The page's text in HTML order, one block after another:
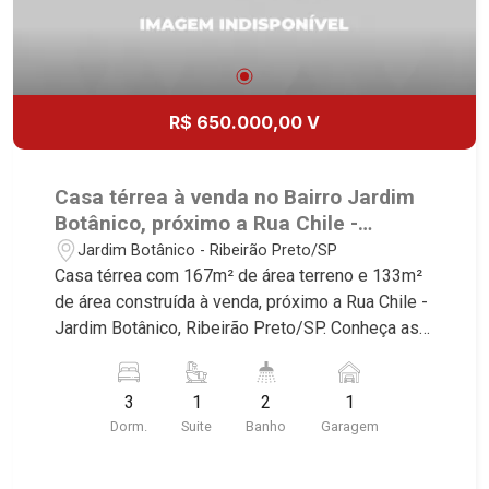
América, Alto do Ipê, Jardim Irajá, Royal Park,
Paulista, Vila Seixas, Jardim Paulista, Jardim
Paulistano, Lagoinha, Ribeirânia, Nova Ribeirânia,
Jardim Macedo, Jardim São Luiz, Centro, Jardim
Jardim Ana Maria, San Marco, Vila Romana,
Bosque dos Juritis, Jardim dos Guaporés e Bella
Città Residencial e Industrial. Avenida João Fiúsa,
1051 - Alto da Boa Vista | Ribeirão Preto
R$ 650.000,00 V
Casa térrea à venda no Bairro Jardim
Botânico, próximo a Rua Chile -
Ribeirão Preto/SP.
Jardim Botânico - Ribeirão Preto/SP
Casa térrea com 167m² de área terreno e 133m²
de área construída à venda, próximo a Rua Chile -
Jardim Botânico, Ribeirão Preto/SP. Conheça as
Imobiliária selecionou para você: - 167m² de área
terreno e 133m² de área construída - 3
dormitórios sendo 1 suíte - Banheiro social - Sala
3
Dorm.
1
Suite
2
Banho
1
Garagem